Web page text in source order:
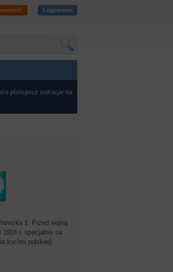
Logowanie
planujesz wakacje na
1. Przed wojną
1924 r. specjalnie na
kuchni polskiej).